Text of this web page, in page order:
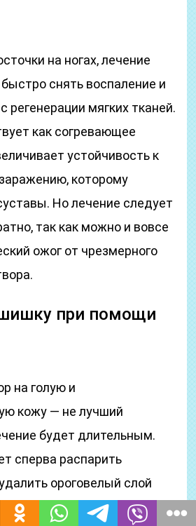
на ногах, лечение
снять воспаление и
регенерации мягких тканей.
как согревающее
устойчивость к
которому
Но лечение следует
так как можно и вовсе
ожог от чрезмерного
при помощи
на голую и
кожу — не лучший
будет длительным.
сперва распарить
ороговелый слой
пемзы). Затем это место